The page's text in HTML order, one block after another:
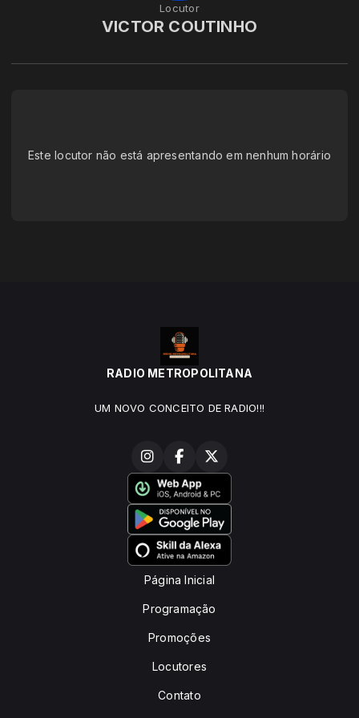
Locutor
VICTOR COUTINHO
Este locutor não está apresentando em nenhum horário
RADIO METROPOLITANA
UM NOVO CONCEITO DE RADIO!!!
Página Inicial
Programação
Promoções
Locutores
Contato